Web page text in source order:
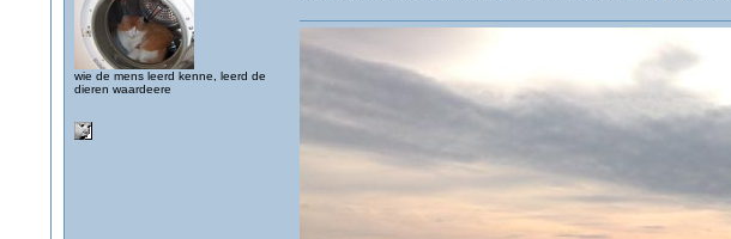
wie de mens leerd kenne, leerd de
dieren waardeere